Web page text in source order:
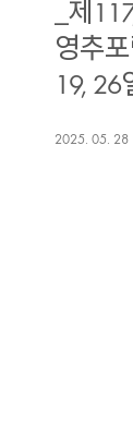
_제
영추
19, 26
2025. 05. 28